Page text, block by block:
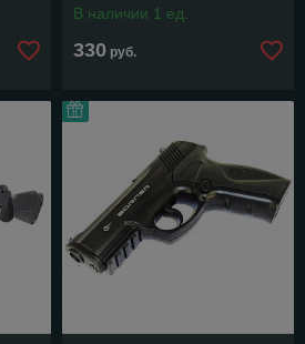
В наличии 1 ед.
330 руб.